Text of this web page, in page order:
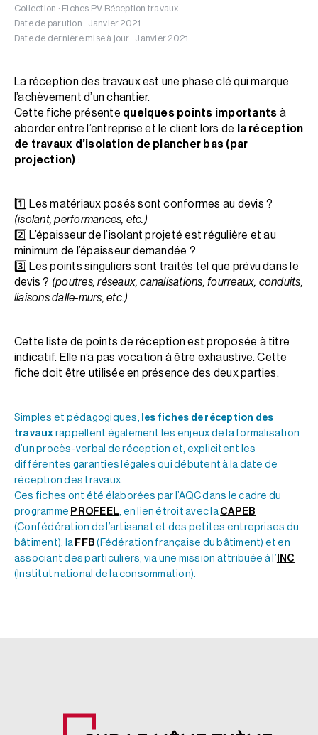
Collection : Fiches PV Réception travaux
Date de parution : Janvier 2021
Date de dernière mise à jour : Janvier 2021
La réception des travaux est une phase clé qui marque
l’achèvement d’un chantier.
Cette fiche présente quelques points importants à
aborder entre l’entreprise et le client lors de
la réception
de travaux d’isolation de plancher bas (par
projection) :
1️⃣ Les matériaux posés sont conformes au devis ?
(isolant, performances, etc.)
2️⃣ L’épaisseur de l’isolant projeté est régulière et au
minimum de l’épaisseur demandée ?
3️⃣ Les points singuliers sont traités tel que prévu dans le
devis ? (poutres, réseaux, canalisations, fourreaux, conduits,
liaisons dalle-murs, etc.)
Cette liste de points de réception est proposée à titre
indicatif. Elle n’a pas vocation à être exhaustive. Cette
fiche doit être utilisée en présence des deux parties.
Simples et pédagogiques,
les fiches de réception des
travaux rappellent également les enjeux de la formalisation
d’un procès-verbal de réception et, explicitent les
différentes garanties légales qui débutent à la date de
réception des travaux.
Ces fiches ont été élaborées par l’AQC dans le cadre du
programme PROFEEL , en lien étroit avec la CAPEB
(Confédération de l’artisanat et des petites entreprises du
bâtiment), la FFB (Fédération française du bâtiment) et en
associant des particuliers, via une mission attribuée à l’ INC
(Institut national de la consommation).